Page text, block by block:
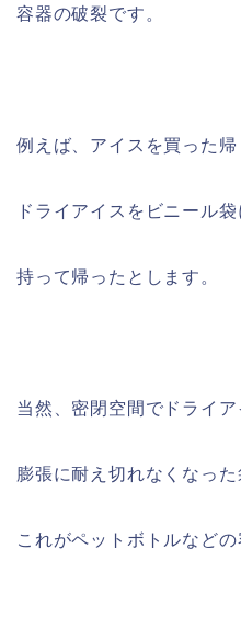
容器の破裂です。
例えば、アイスを買った帰
ドライアイスをビニール袋
持って帰ったとします。
当然、密閉空間でドライ
膨張に耐え切れなくなっ
これがペットボトルなど